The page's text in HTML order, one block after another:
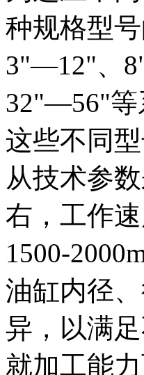
种规格型
3"—12"、
32"—56"等
这些不同
从技术参
右，工作
1500-
油缸内径
异，以满
就加工能